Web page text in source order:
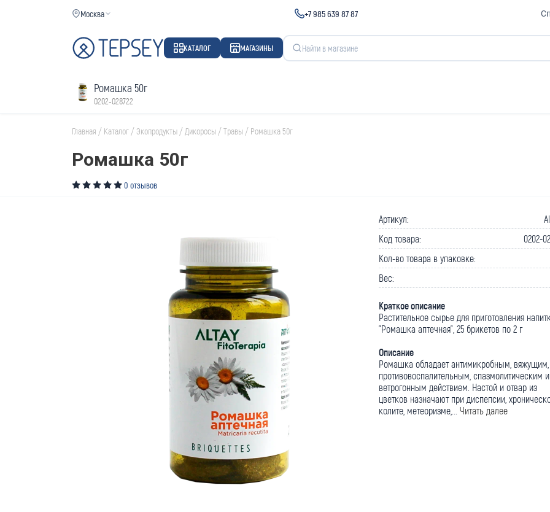
Москва +7 985 639 87 87
КАТАЛОГ МАГАЗИНЫ
Ромашка 50г
0202-028722
Главная / Каталог /Экопродукты / Дикоросы /Травы / Ромашка 50г
Ромашка 50г
0 отзывов
Артикул:
Код товара:
0202-
Кол-во товара в упаковке:
Вес:
Краткое описание
Растительное сырье для приготовления
"Ромашка аптечная", 25 брикетов по 2 г
Описание
Ромашка обладает антимикробным, вяжущим,
противовоспалительным, спазмолитическим и
ветрогонным действием. Настой и отвар из
цветков назначают при диспепсии,
колите, метеоризме,... Читать далее